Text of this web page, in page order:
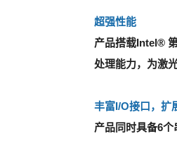
超强性能
产品搭载Intel®
处理能力，为激
丰富I/O接口，扩
产品同时具备6